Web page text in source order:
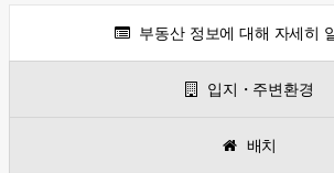
부동산 정보에 대해 자세히
입지・주변환경
배치